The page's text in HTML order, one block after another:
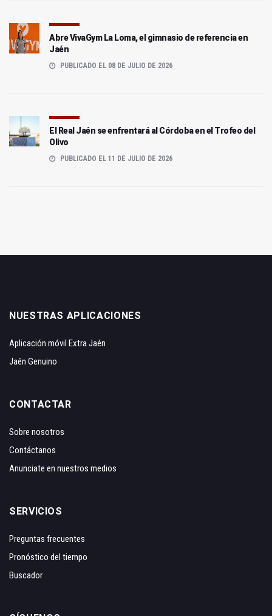
Abre VivaGym La Loma, el gimnasio de referencia en
Jaén
PUBLICADO EL 08 DE JULIO DE 2026
El Real Jaén se enfrentará al Córdoba en el Trofeo del
Olivo
PUBLICADO EL 11 DE JULIO DE 2026
NUESTRAS APLICACIONES
Aplicación móvil Extra Jaén
Jaén Genuino
CONTACTAR
Sobre nosotros
Contáctanos
Anunciate en nuestros medios
SERVICIOS
Preguntas frecuentes
Pronóstico del tiempo
Buscador